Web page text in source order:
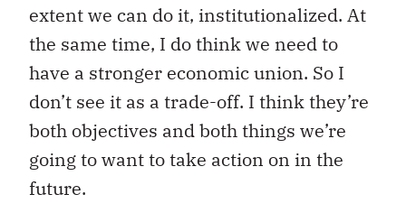
extent we can do it, institutionalized. At
the same time, I do think we need to
have a stronger economic union. So I
don’t see it as a trade-off. I think they’re
both objectives and both things we’re
going to want to take action on in the
future.